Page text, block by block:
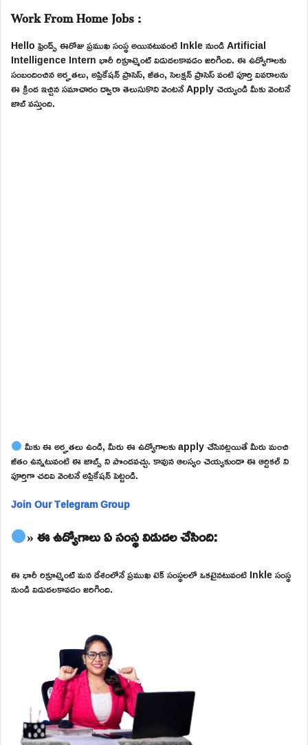
Work From Home Jobs :
Hello ఫ్రెండ్స్ ఈరోజు ప్రముఖ సంస్థ అయినటువంటి Inkle నుండి Artificial
Intelligence Intern భారీ రిక్రూట్మెంట్ విడుదలకావడం జరిగింది. ఈ ఉద్యోగాలకు
సంబందించిన అర్హతలు, అప్లికేషన్ ప్రాసెస్, జీతం, సెలక్షన్ ప్రాసెస్ వంటి పూర్తి వివరాలను
ఈ క్రింద ఇచ్చిన సమాచారం ద్వారా తెలుసుకొని వెంటనే Apply చెయ్యండి మీకు వెంటనే
జాబ్ వస్తుంది.
మీకు ఈ అర్హతలు ఉండి, మీరు ఈ ఉద్యోగాలకు apply చేసినట్లయితే మీరు మంచి
జీతం ఉన్నటువంటి ఈ జాబ్స్ ని పొందవచ్చు. కావున ఆలస్యం చెయ్యకుండా ఈ ఆర్టికల్ ని
పూర్తిగా చదివి వెంటనే అప్లికేషన్ పెట్టండి.
Join Our Telegram Group
» ఈ ఉద్యోగాలు ఏ సంస్థ విడుదల చేసింది:
ఈ భారీ రిక్రూట్మెంట్ మన దేశంలోనే ప్రముఖ టెక్ సంస్థలలో ఒకటైనటువంటి Inkle సంస్థ
నుండి విడుదలకావడం జరిగింది.